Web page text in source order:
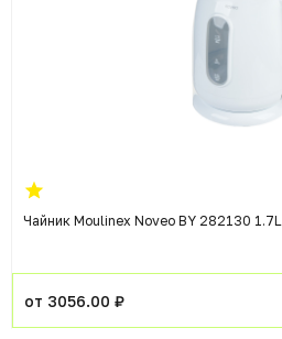
Чайник Moulinex Noveo BY 282130 1.7L
от 3056.00 ₽